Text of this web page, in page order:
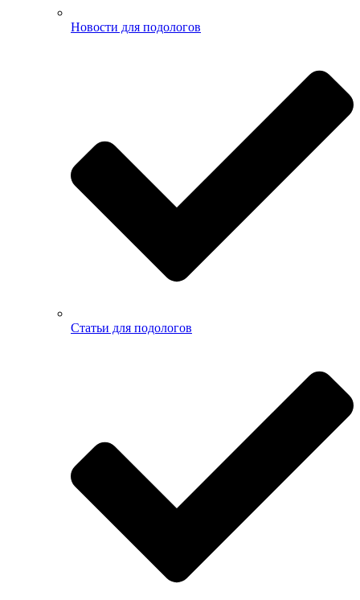
Новости для подологов
Статьи для подологов